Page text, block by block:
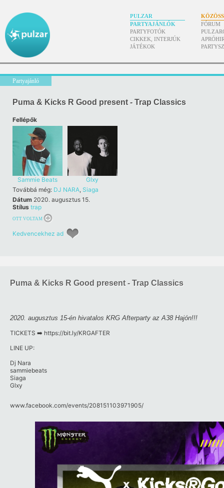
PULZAR
PARTYAJÁNLÓK
PARTYFOTÓK
CIKKEK, INTERJÚK
JÁTÉKOK
FÓRUM
Partyajánló
Puma & Kicks R Good present - Trap Classics
Fellépők
Sammie Beats
Glxy
Továbbá még: DJ NARA, Siaga
Dátum 2020. augusztus 15.
Stílus trap
OTT VOLTAM
Kedvencekhez ad
Puma & Kicks R Good present - Trap Classics
2020. augusztus 15-én hivatalos KRG Afterparty az A38 Hajón!!!
TICKETS ➡️ https:/​/​bit.ly/​KRGAFTER
LINE UP:
Dj Nara
sammiebeats
Siaga
Glxy
www.facebook.com/​events/​208151103971905/​